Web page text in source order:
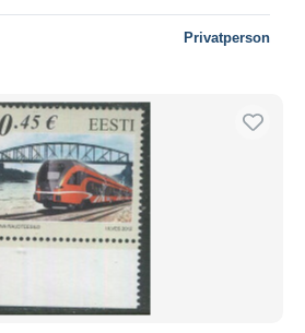
Privatperson